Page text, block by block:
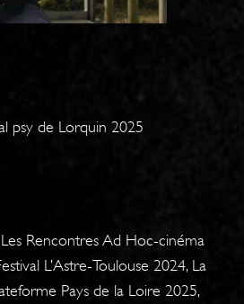
psy de Lorquin 2025
Rencontres Ad Hoc-cinéma
L’Astre-Toulouse 2024, La
Pays de la Loire 2025,